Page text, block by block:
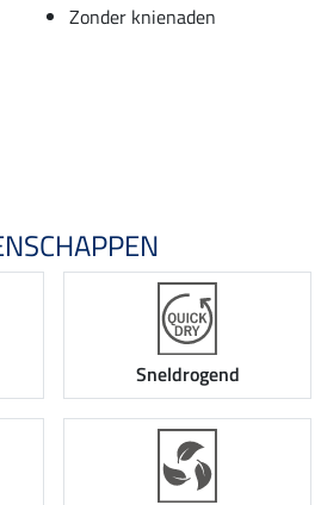
Zonder knienaden
Sneldrogend